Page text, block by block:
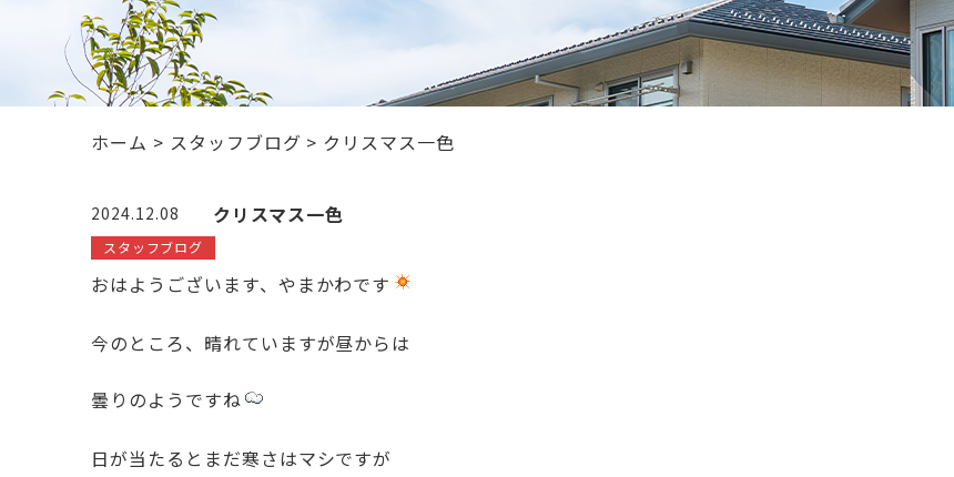
ホーム > スタッフブログ > クリスマス一色
2024.12.08 クリスマス一色
スタッフブログ
おはようございます、やまかわです
今のところ、晴れていますが昼からは
曇りのようですね
日が当たるとまだ寒さはマシですが